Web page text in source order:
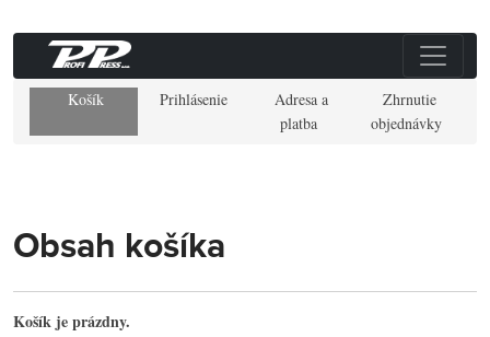
Košík Prihlásenie
Adresa a
platba
Zhrnutie
objednávky
Obsah košíka
Košík je prázdny.